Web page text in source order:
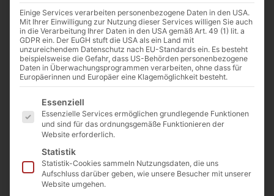
Bitte verwenden Sie hierzu unser Kontaktformular!
06073 74 383 74
Rufen Sie uns an.
info@ad-food.de
Schreiben Sie uns.
Einige Services verarbeiten personenbezogene Daten in den USA.
Mit Ihrer Einwilligung zur Nutzung dieser Services willigen Sie auch
in die Verarbeitung Ihrer Daten in den USA gemäß Art. 49 (1) lit. a
GDPR ein. Der EuGH stuft die USA als ein Land mit
unzureichendem Datenschutz nach EU-Standards ein. Es besteht
beispielsweise die Gefahr, dass US-Behörden personenbezogene
Daten in Überwachungsprogrammen verarbeiten, ohne dass für
Europäerinnen und Europäer eine Klagemöglichkeit besteht.
Es folgt eine Liste der Service-Gruppen, für die eine
Essenziell
Essenzielle Services ermöglichen grundlegende Funktionen
und sind für das ordnungsgemäße Funktionieren der
Website erforderlich.
Statistik
Statistik-Cookies sammeln Nutzungsdaten, die uns
Aufschluss darüber geben, wie unsere Besucher mit unserer
Website umgehen.